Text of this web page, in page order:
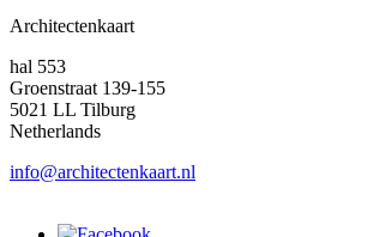
Architectenkaart
hal 553
Groenstraat 139-155
5021 LL Tilburg
Netherlands
info@architectenkaart.nl